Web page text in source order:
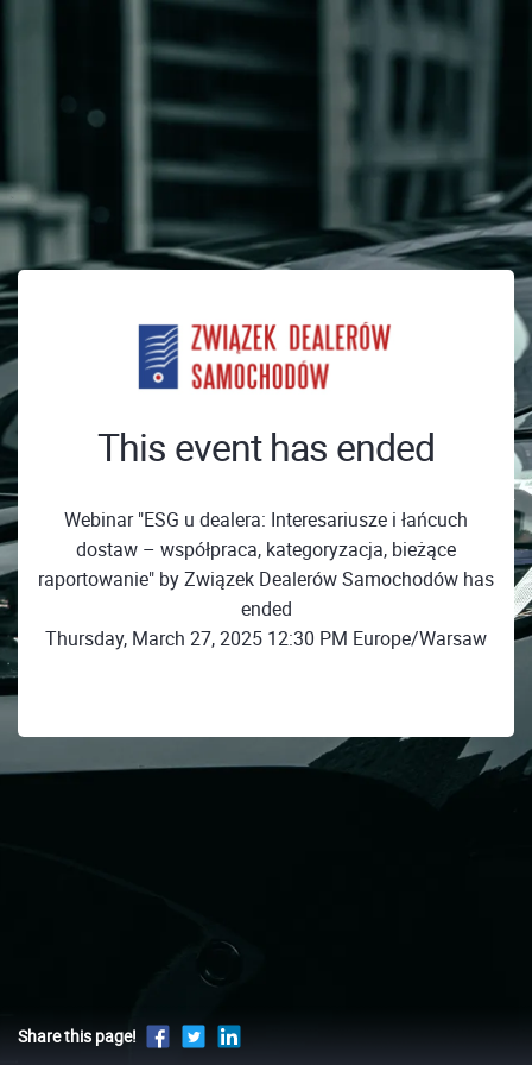
This event has ended
Webinar "ESG u dealera: Interesariusze i łańcuch
dostaw – współpraca, kategoryzacja, bieżące
raportowanie" by Związek Dealerów Samochodów has
ended
Thursday, March 27, 2025 12:30 PM Europe/Warsaw
Share this page!